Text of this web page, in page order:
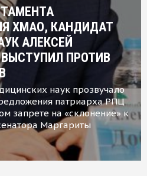
ХМАО, КАНДИДАТ
АЛЕКСЕЙ
ПРОТИВ
наук прозвучало
патриарха РПЦ
запрете на «склонение» к
Маргариты